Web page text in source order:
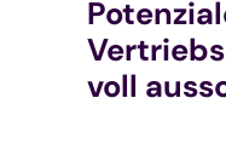
Vertriebs
voll